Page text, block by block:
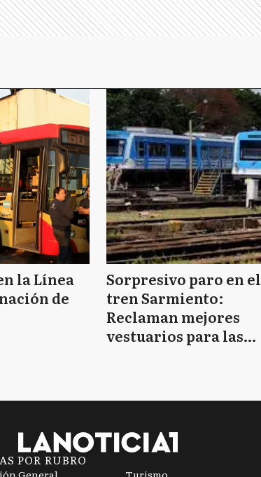
la Línea
de
Sorpresivo paro en el
tren Sarmiento:
Reclaman mejores
vestuarios para las
POR RUBRO
General Turismo